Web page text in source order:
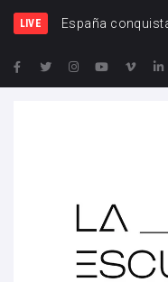
LIVE España y